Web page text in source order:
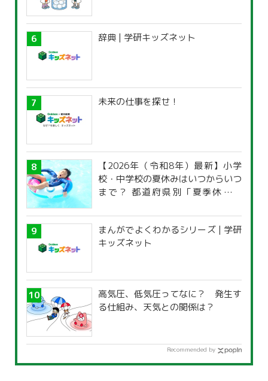
辞典 | 学研キッズネット
未来の仕事を探せ！
【2026年（令和8年）最新】小学
校・中学校の夏休みはいつからいつ
まで？ 都道府県別「夏季休暇一
まんがでよくわかるシリーズ | 学研
キッズネット
高気圧、低気圧ってなに？ 発生す
る仕組み、天気との関係は？
Recommended by